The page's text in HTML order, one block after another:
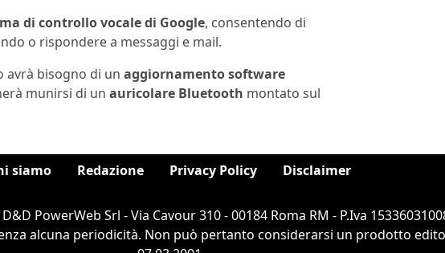
di controllo vocale di Google, consentendo di
o rispondere a messaggi e mail.
avrà bisogno di un aggiornamentosoftware
munirsi di un auricolare Bluetooth montato sul
siamo Redazione Privacy Policy Disclaimer
PowerWeb Srl - Via Cavour 310 - 00184 Roma RM - P.Iva
alcuna periodicità. Non può pertanto considerarsi un prodotto